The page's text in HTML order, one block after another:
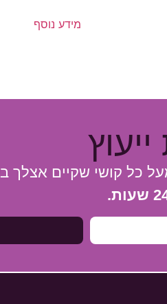
מידע נוסף
כל קושי שקיים אצלך